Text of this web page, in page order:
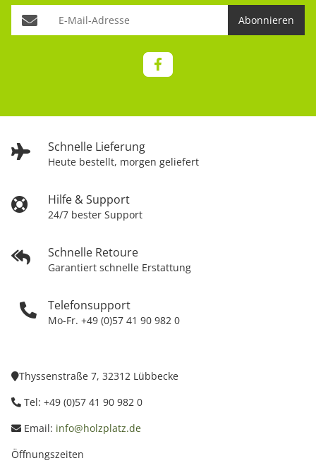
Schnelle Lieferung
Heute bestellt, morgen geliefert
Hilfe & Support
24/7 bester Support
Schnelle Retoure
Garantiert schnelle Erstattung
Telefonsupport
Mo-Fr. +49 (0)57 41 90 982 0
Abonnieren
Thyssenstraße 7, 32312 Lübbecke
Tel: +49 (0)57 41 90 982 0
Email: info@holzplatz.de
Öffnungszeiten